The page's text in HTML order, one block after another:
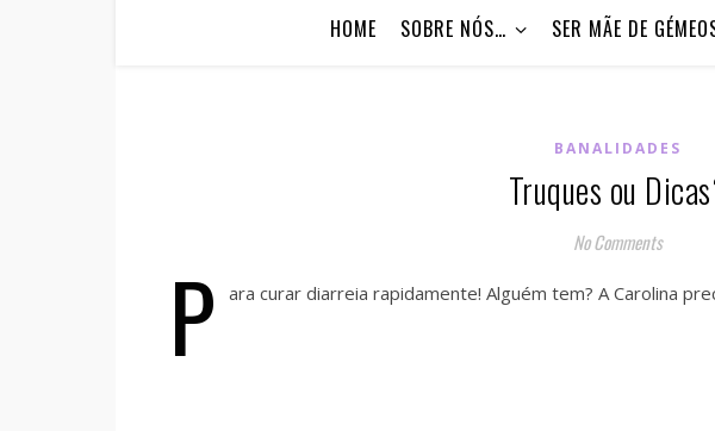
HOME SOBRE NÓS… SER MÃE DE
BANALIDADES
Truques ou
No Comments
P ara curar diarreia rapidamente! Alguém tem? A Carolina